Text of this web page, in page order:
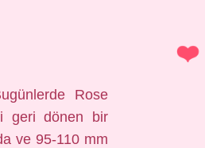
Rose
geri dönen bir
ve 95-110 mm